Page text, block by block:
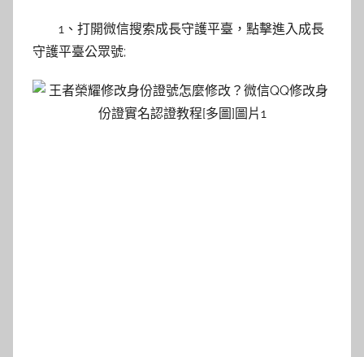
1、打開微信搜索成長守護平臺，點擊進入成長
守護平臺公眾號;